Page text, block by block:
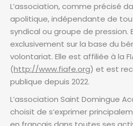
L’association, comme précisé
apolitique, indépendante de
syndical ou groupe de pression.
exclusivement sur la base du
volontariat. Elle est affiliée à la
(http://www.fiafe.org) et est
publique depuis 2022.
L’association Saint Domingue
choisit de s’exprimer